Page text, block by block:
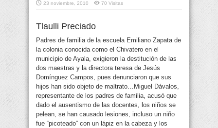
23 noviembre, 2010 70 Visitas
Tlaulli Preciado
Padres de familia de la escuela Emiliano Zapata de
la colonia conocida como el Chivatero en el
municipio de Ayala, exigieron la destitución de las
dos maestras y la directora teresa de Jesús
Domínguez Campos, pues denunciaron que sus
hijos han sido objeto de maltrato…Miguel Dávalos,
representante de los padres de familia, acusó que
dado el ausentismo de las docentes, los niños se
pelean, se han causado lesiones, incluso un niño
fue “picoteado” con un lápiz en la cabeza y los